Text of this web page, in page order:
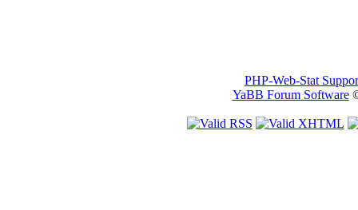
PHP-Web-Stat
YaBB Forum Software©